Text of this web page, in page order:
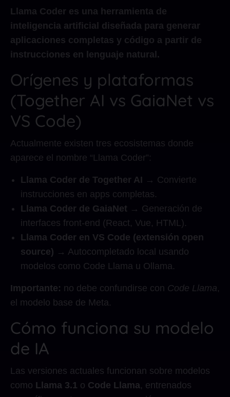
Llama Coder es una herramienta de
inteligencia artificial diseñada para generar
aplicaciones completas y código a partir de
instrucciones en lenguaje natural.
Orígenes y plataformas
(Together AI vs GaiaNet vs
VS Code)
Actualmente existen tres ecosistemas donde
aparece el nombre “Llama Coder”:
Llama Coder de Together AI → Convierte
instrucciones en apps completas.
Llama Coder de GaiaNet → Generación de
interfaces front-end (React, Vue, HTML).
Llama Coder en VS Code (extensión open
source) → Autocompletado local usando
modelos como Code Llama u Ollama.
Importante: no debe confundirse con Code Llama,
el modelo base de Meta.
Cómo funciona su modelo
de IA
Las versiones actuales funcionan sobre modelos
como Llama 3.1 o Code Llama, entrenados